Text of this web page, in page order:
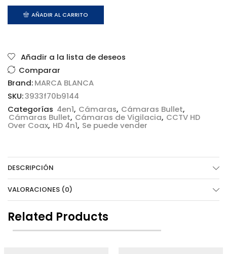
AÑADIR AL CARRITO
Añadir a la lista de deseos
Comparar
Brand:MARCA BLANCA
SKU:3933f70b9144
Categorías 4en1, Cámaras, Cámaras Bullet,
Cámaras Bullet, Cámaras de Vigilacia, CCTV HD
Over Coax, HD 4n1, Se puede vender
DESCRIPCIÓN
VALORACIONES (0)
Related Products